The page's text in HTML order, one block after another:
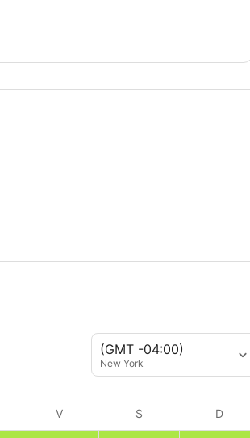
(GMT -04:00)
New York
V S D